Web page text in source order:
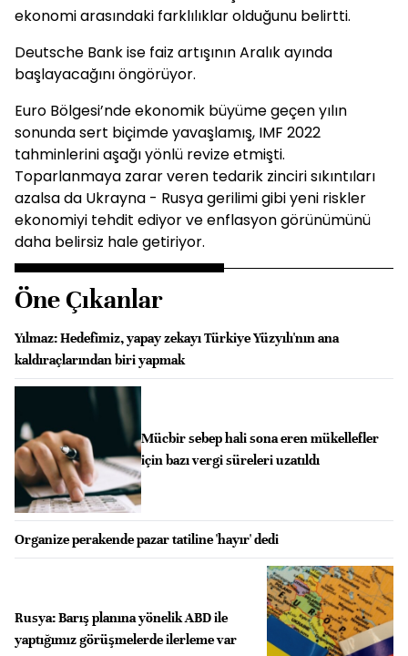
ekonomi arasındaki farklılıklar olduğunu belirtti.
Deutsche Bank ise faiz artışının Aralık ayında
başlayacağını öngörüyor.
Euro Bölgesi’nde ekonomik büyüme geçen yılın
sonunda sert biçimde yavaşlamış, IMF 2022
tahminlerini aşağı yönlü revize etmişti.
Toparlanmaya zarar veren tedarik zinciri sıkıntıları
azalsa da Ukrayna - Rusya gerilimi gibi yeni riskler
ekonomiyi tehdit ediyor ve enflasyon görünümünü
daha belirsiz hale getiriyor.
Öne Çıkanlar
Yılmaz: Hedefimiz, yapay zekayı Türkiye Yüzyılı'nın ana
kaldıraçlarından biri yapmak
Mücbir sebep hali sona eren mükellefler
için bazı vergi süreleri uzatıldı
Organize perakende pazar tatiline 'hayır' dedi
Rusya: Barış planına yönelik ABD ile
yaptığımız görüşmelerde ilerleme var